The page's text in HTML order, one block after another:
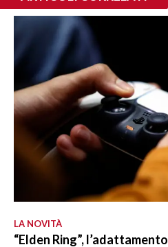
LA NOVITÀ
“Elden Ring”,